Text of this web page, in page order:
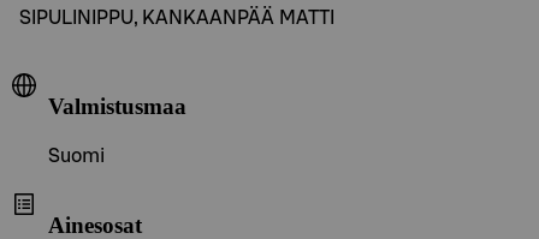
SIPULINIPPU, KANKAANPÄÄ MATTI
Valmistusmaa
Suomi
Ainesosat